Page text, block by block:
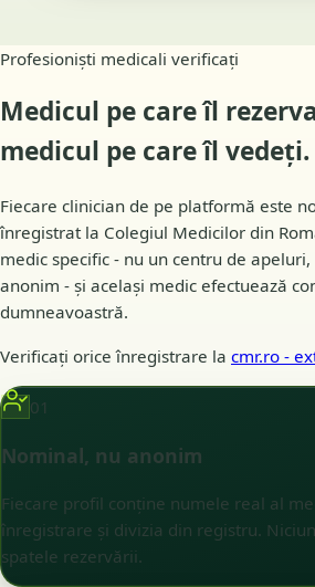
Profesioniști medicali verificați
Medicul pe care îl
medicul pe care îl vedeți.
Fiecare clinician de pe platformă este
înregistrat la Colegiul Medicilor din
medic specific - nu un centru de
anonim - și același medic efectuează
dumneavoastră.
Verificați orice înregistrare la cmr.ro -
01
Nominal, nu anonim
Fiecare profil conține numele real al
înregistrare și divizia din registru.
spatele rezervării.